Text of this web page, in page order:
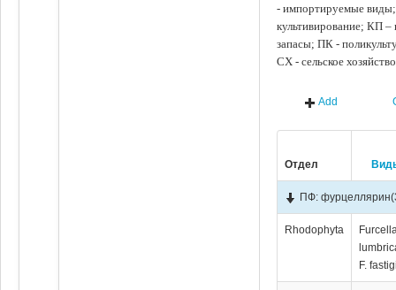
- импортируемые
культивирование; КП
запасы; ПК -
СХ - сельское
Add
Отдел
ПФ: фурцеллярин
Rhodophyta
F.